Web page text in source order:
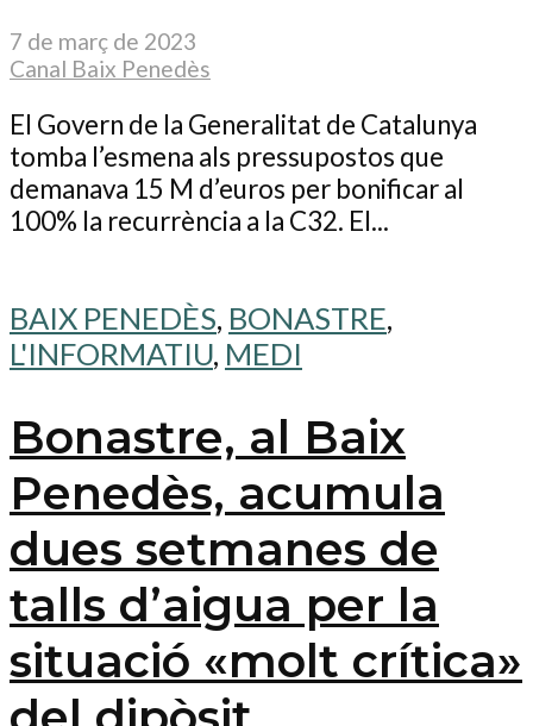
7 de març de 2023
Canal Baix Penedès
El Govern de la Generalitat de Catalunya
tomba l’esmena als pressupostos que
demanava 15 M d’euros per bonificar al
100% la recurrència a la C32. El...
BAIX PENEDÈS, BONASTRE,
L'INFORMATIU, MEDI
Bonastre, al Baix
Penedès, acumula
dues setmanes de
talls d’aigua per la
situació «molt crítica»